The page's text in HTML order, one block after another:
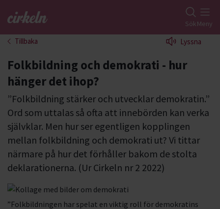
Gå till studiefrämjandets startsida SökMeny
Tillbaka Lyssna
Folkbildning och demokrati - hur
hänger det ihop?
”Folkbildning stärker och utvecklar demokratin.”
Ord som uttalas så ofta att innebörden kan verka
självklar. Men hur ser egentligen kopplingen
mellan folkbildning och demokrati ut? Vi tittar
närmare på hur det förhåller bakom de stolta
deklarationerna. (Ur Cirkeln nr 2 2022)
”Folkbildningen har spelat en viktig roll för demokratins